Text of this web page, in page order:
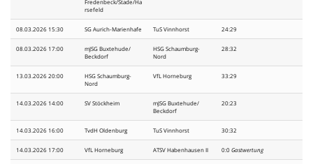
Fredenbeck/Stade/Ha
rsefeld
08.03.2026 15:30 SG Aurich-Marienhafe TuS Vinnhorst 24:29
08.03.2026 17:00
mJSG Buxtehude/
Beckdorf
HSG Schaumburg-
Nord
28:32
13.03.2026 20:00
HSG Schaumburg-
Nord
VfL Horneburg 33:29
14.03.2026 14:00 SV Stöckheim
mJSG Buxtehude/
Beckdorf
20:23
14.03.2026 16:00 TvdH Oldenburg TuS Vinnhorst 30:32
14.03.2026 17:00 VfL Horneburg ATSV Habenhausen II 0:0Gastwertung